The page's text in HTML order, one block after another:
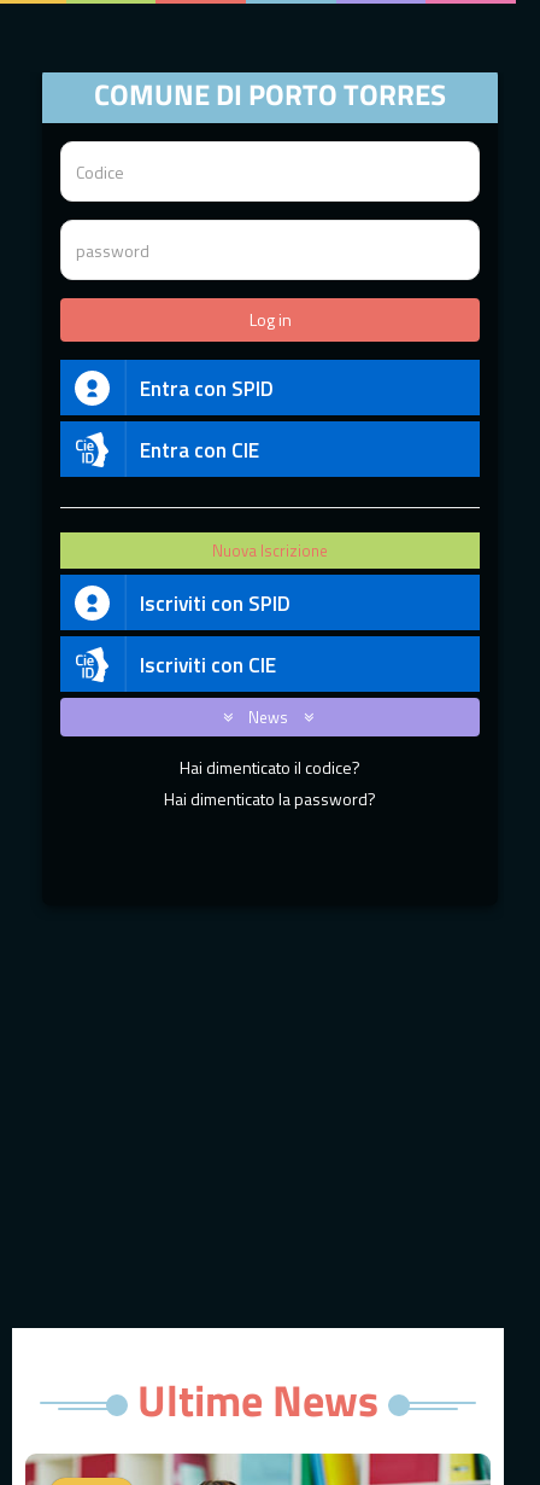
COMUNE DI PORTO TORRES
Entra con SPID
Entra con CIE
Nuova Iscrizione
Iscriviti con SPID
Iscriviti con CIE
News
Hai dimenticato il codice?
Hai dimenticato la password?
Ultime News